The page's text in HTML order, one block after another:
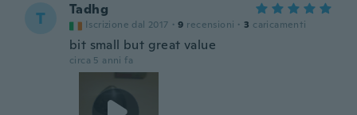
T Tadhg
Iscrizione dal 2017 · 9 recensioni · 3 caricamenti
bit small but great value
circa 5 anni fa